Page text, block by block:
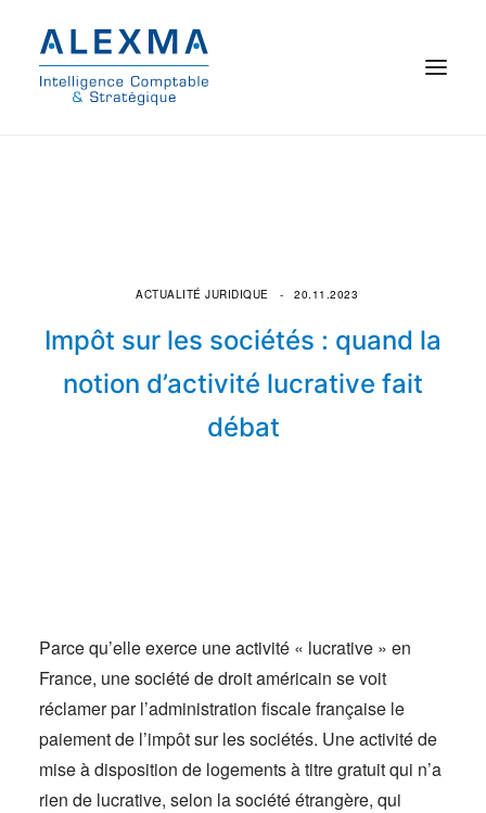
On parle de nous
© 2021 Alexma
Impôt sur les sociétés : quand la
notion d’activité lucrative fait
débat
20.11.2023
ACTUALITÉ JURIDIQUE
Parce qu’elle exerce une activité « lucrative » en
France, une société de droit américain se voit
réclamer par l’administration fiscale française le
paiement de l’impôt sur les sociétés. Une activité de
mise à disposition de logements à titre gratuit qui n’a
rien de lucrative, selon la société étrangère, qui